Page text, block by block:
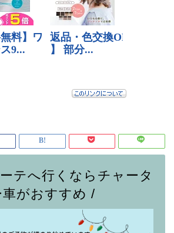
テへ行くならチャータ
車がおすすめ /